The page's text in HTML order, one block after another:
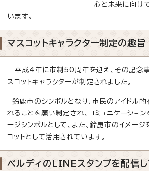
心と未来に向け
います。
マスコットキャラクター制定の趣旨
平成4年に市制50周年を迎え、その記念事
スコットキャラクターが制定されました。
鈴鹿市のシンボルとなり、市民のアイドル
れることを願い制定され、コミュニケーショ
ージシンボルとして、また、鈴鹿市のイメー
コットとして活用されています。
ベルディのLINEスタンプを配信し